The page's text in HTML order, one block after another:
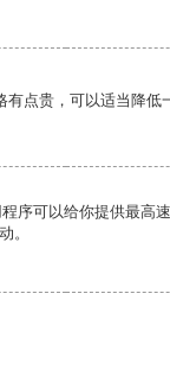
有点贵，可以适当降低
序可以给你提供最高
。